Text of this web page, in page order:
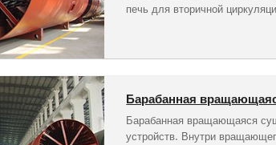
печь для вторичной
Барабанная
Барабанная вращающаяся
устройств. Внутри